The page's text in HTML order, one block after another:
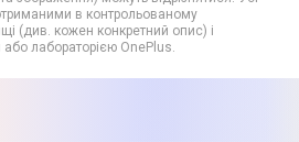
в контрольованому
(див. кожен конкретний опис) і
лабораторією OnePlus.